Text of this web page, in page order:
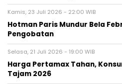
Kamis, 23 Juli 2026 - 22:00 WIB
Hotman Paris Mundur Bela
Pengobatan
Selasa, 21 Juli 2026 - 19:00 WIB
Harga Pertamax Tahan,
Tajam 2026